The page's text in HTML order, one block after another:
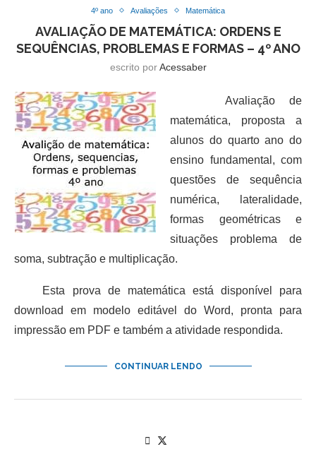
4º ano Avaliações Matemática
AVALIAÇÃO DE MATEMÁTICA: ORDENS E
SEQUÊNCIAS, PROBLEMAS E FORMAS – 4º ANO
escrito porAcessaber
Avaliação de
matemática, proposta a
alunos do quarto ano do
ensino fundamental, com
questões de sequência
numérica, lateralidade,
formas geométricas e
situações problema de
soma, subtração e multiplicação.
Esta prova de matemática está disponível para
download em modelo editável do Word, pronta para
impressão em PDF e também a atividade respondida.
CONTINUAR LENDO